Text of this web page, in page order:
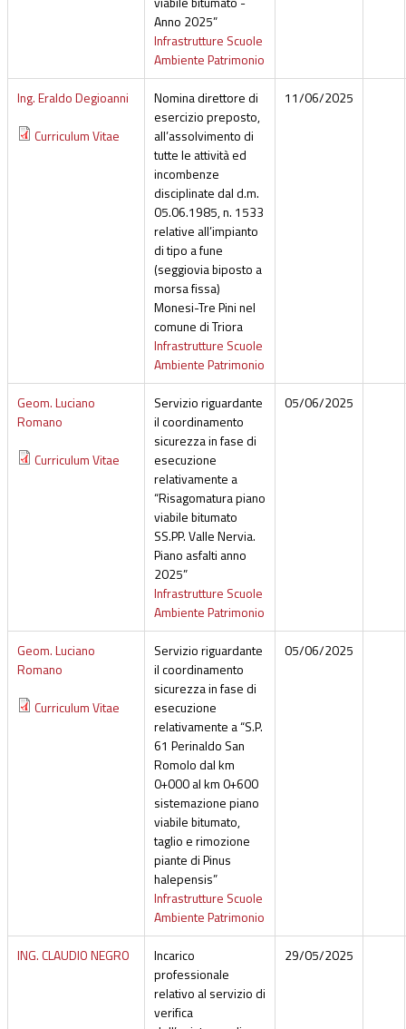
Anno 2025”
Infrastrutture Scuole
Ambiente Patrimonio
Ing. Eraldo Degioanni
Curriculum Vitae
Nomina direttore di
esercizio preposto,
all’assolvimento di
tutte le attività ed
incombenze
disciplinate dal d.m.
05.06.1985, n. 1533
relative all’impianto
di tipo a fune
(seggiovia biposto a
morsa fissa)
Monesi-Tre Pini nel
comune di Triora
Infrastrutture Scuole
Ambiente Patrimonio
11/06/2025
Geom. Luciano
Romano
Curriculum Vitae
Servizio riguardante
il coordinamento
sicurezza in fase di
esecuzione
relativamente a
“Risagomatura piano
viabile bitumato
SS.PP. Valle Nervia.
Piano asfalti anno
2025”
Infrastrutture Scuole
Ambiente Patrimonio
05/06/2025
Geom. Luciano
Romano
Curriculum Vitae
Servizio riguardante
il coordinamento
sicurezza in fase di
esecuzione
relativamente a “S.P.
61 Perinaldo San
Romolo dal km
0+000 al km 0+600
sistemazione piano
viabile bitumato,
taglio e rimozione
piante di Pinus
halepensis”
Infrastrutture Scuole
Ambiente Patrimonio
05/06/2025
ING. CLAUDIO NEGRO
Incarico
professionale
relativo al servizio di
verifica
29/05/2025